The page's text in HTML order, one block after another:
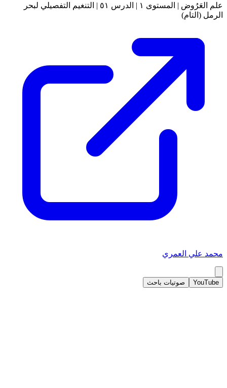
علم العَرُوض | المستوى ١ | الدرس ٥١ | التنغيم التفصيلي لبحر
الرمل (التام)
محمد علي العمري
YouTube صوتيات باحث